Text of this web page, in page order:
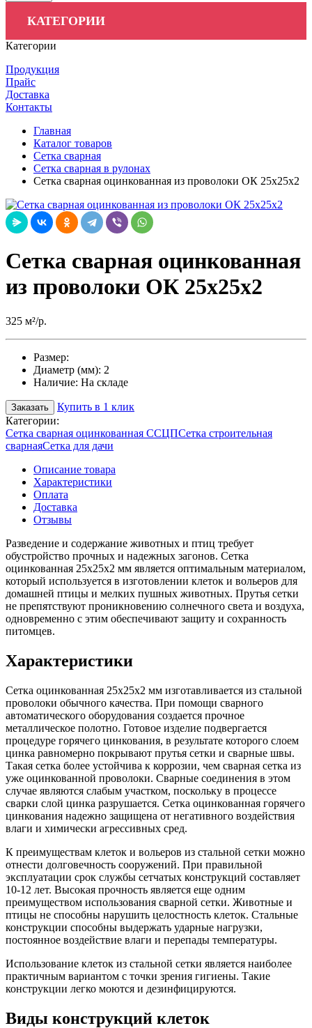
КАТЕГОРИИ
Категории
Продукция
Прайс
Доставка
Контакты
Главная
Каталог товаров
Сетка сварная
Сетка сварная в рулонах
Сетка сварная оцинкованная из проволоки ОК 25х25х2
Сетка сварная оцинкованная
из проволоки ОК 25х25х2
325 м²/р.
Размер:
Диаметр (мм): 2
Наличие: На складе
Заказать
Купить в 1 клик
Категории:
Сетка сварная оцинкованная ССЦПСетка строительная
сварнаяСетка для дачи
Описание товара
Характеристики
Оплата
Доставка
Отзывы
Разведение и содержание животных и птиц требует
обустройство прочных и надежных загонов. Сетка
оцинкованная 25х25х2 мм является оптимальным материалом,
который используется в изготовлении клеток и вольеров для
домашней птицы и мелких пушных животных. Прутья сетки
не препятствуют проникновению солнечного света и воздуха,
одновременно с этим обеспечивают защиту и сохранность
питомцев.
Характеристики
Сетка оцинкованная 25х25х2 мм изготавливается из стальной
проволоки обычного качества. При помощи сварного
автоматического оборудования создается прочное
металлическое полотно. Готовое изделие подвергается
процедуре горячего цинкования, в результате которого слоем
цинка равномерно покрывают прутья сетки и сварные швы.
Такая сетка более устойчива к коррозии, чем сварная сетка из
уже оцинкованной проволоки. Сварные соединения в этом
случае являются слабым участком, поскольку в процессе
сварки слой цинка разрушается. Сетка оцинкованная горячего
цинкования надежно защищена от негативного воздействия
влаги и химически агрессивных сред.
К преимуществам клеток и вольеров из стальной сетки можно
отнести долговечность сооружений. При правильной
эксплуатации срок службы сетчатых конструкций составляет
10-12 лет. Высокая прочность является еще одним
преимуществом использования сварной сетки. Животные и
птицы не способны нарушить целостность клеток. Стальные
конструкции способны выдержать ударные нагрузки,
постоянное воздействие влаги и перепады температуры.
Использование клеток из стальной сетки является наиболее
практичным вариантом с точки зрения гигиены. Такие
конструкции легко моются и дезинфицируются.
Виды конструкций клеток